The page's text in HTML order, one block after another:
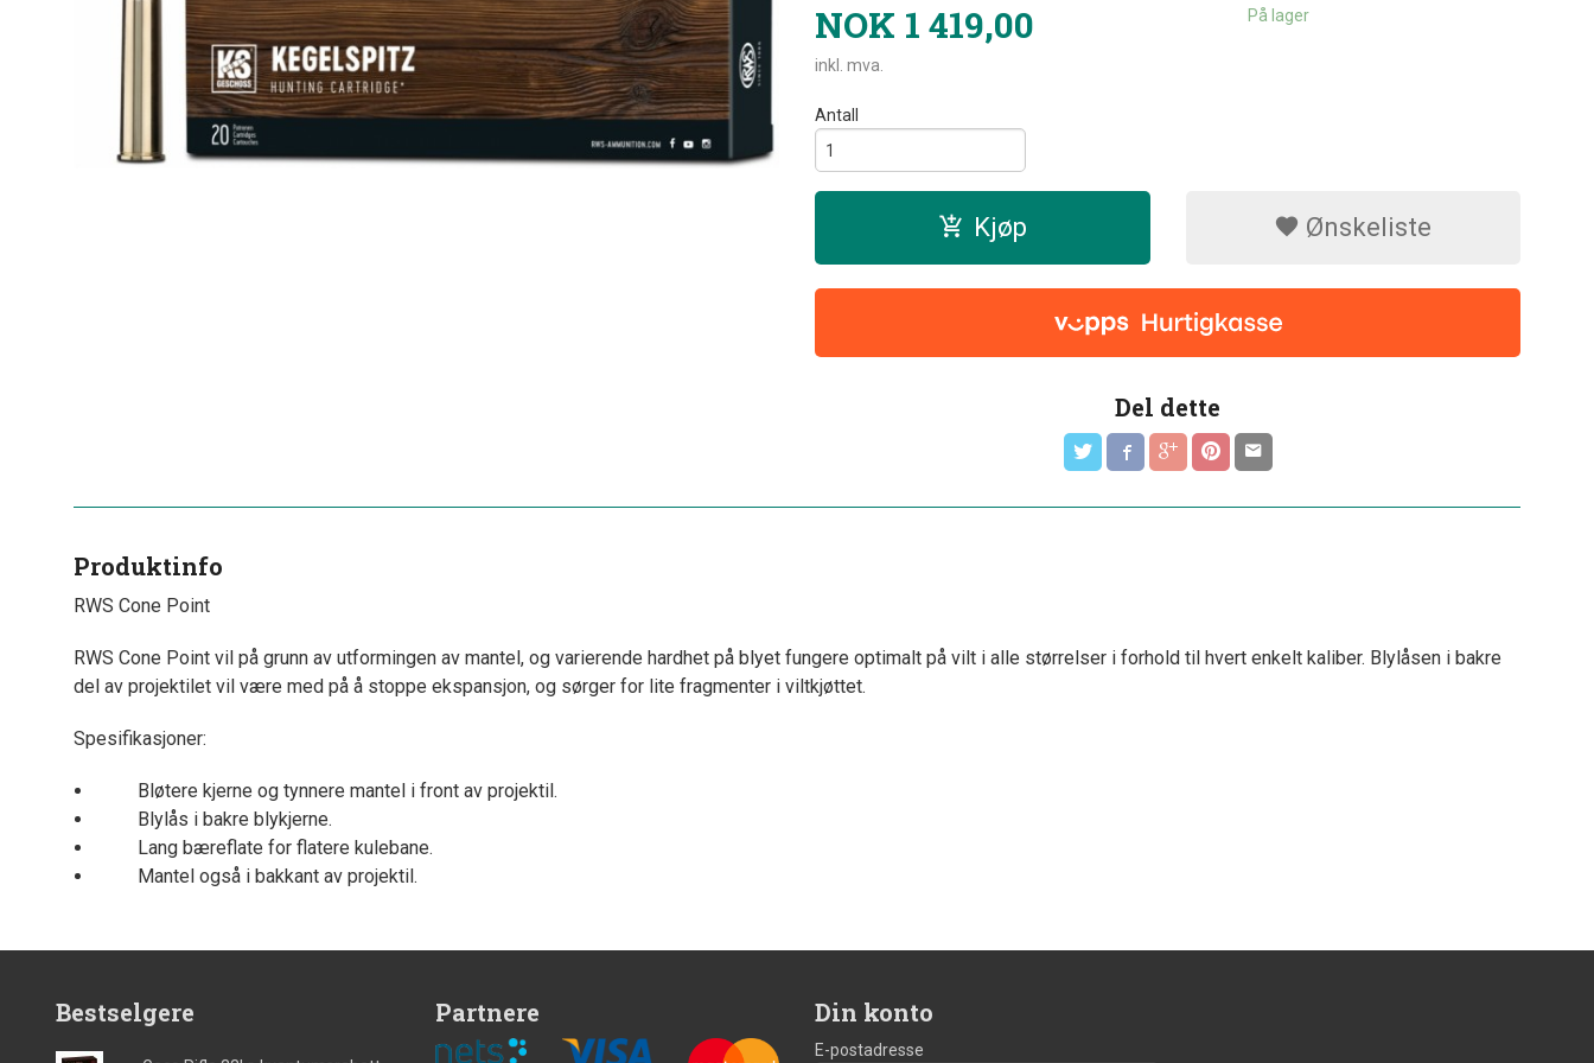
NOK 1 419,00
inkl. mva.
På lager
Antall
Kjøp Ønskeliste
Del dette
Produktinfo
RWS Cone Point
RWS Cone Point vil på grunn av utformingen av mantel, og varierende hardhet på blyet fungere optimalt på vilt i alle størrelser i forhold til hvert enkelt kaliber. Blylåsen i bakre
del av projektilet vil være med på å stoppe ekspansjon, og sørger for lite fragmenter i viltkjøttet.
Spesifikasjoner:
Bløtere kjerne og tynnere mantel i front av projektil.
Blylås i bakre blykjerne.
Lang bæreflate for flatere kulebane.
Mantel også i bakkant av projektil.
Bestselgere Partnere Din konto
E-postadresse